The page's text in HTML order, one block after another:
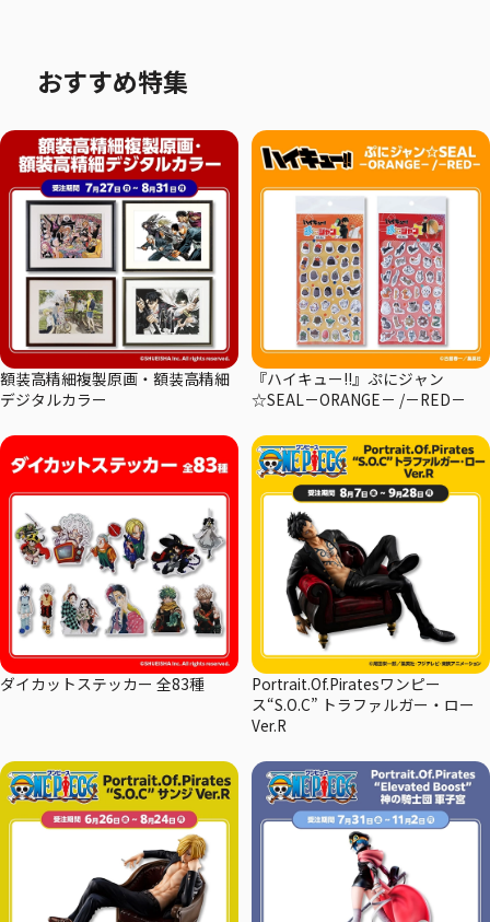
おすすめ特集
額装高精細複製原画・額装高精細
デジタルカラー
『ハイキュー!!』ぷにジャン
☆SEAL－ORANGE－ /－RED－
ダイカットステッカー 全83種
Portrait.Of.Piratesワンピー
ス“S.O.C” トラファルガー・ロー
Ver.R